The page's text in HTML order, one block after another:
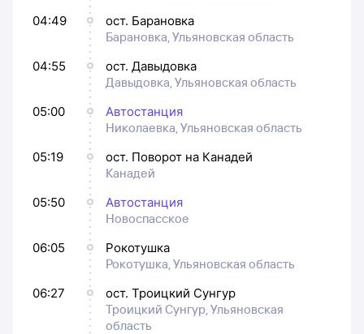
04:49
ост. Барановка
Барановка, Ульяновская область
04:55
ост. Давыдовка
Давыдовка, Ульяновская область
05:00
Автостанция
Николаевка, Ульяновская область
05:19
ост. Поворот на Канадей
Канадей
05:50
Автостанция
Новоспасское
06:05
Рокотушка
Рокотушка, Ульяновская область
06:27
ост. Троицкий Сунгур
Троицкий Сунгур, Ульяновская
область